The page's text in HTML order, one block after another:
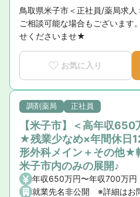
鳥取県米子市＜正社員/薬局求
ご相談可能な場合もございます
せくださいませ★
お気に入り
調剤薬局 正社員
【米子市】＜高年収650
★残業少なめ×年間休日
形外科メイン＋その他★
米子市内のみの展開♪
年収650万円〜年収700万円
就業先名非公開 ※詳細はお